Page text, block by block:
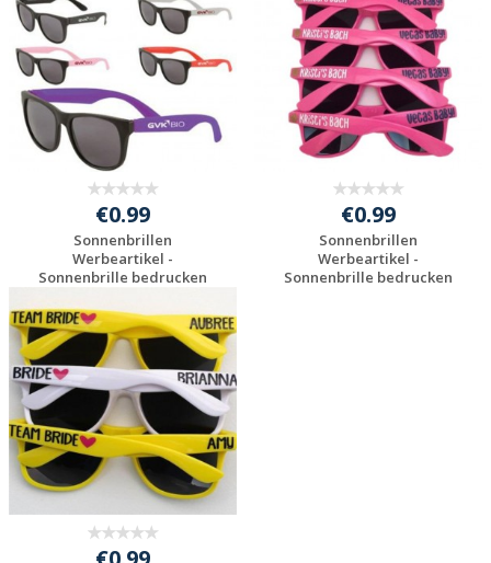
€0.99
Sonnenbrillen
Werbeartikel -
Sonnenbrille bedrucken
Individuelles
Angebot anfordern
€0.99
Sonnenbrillen
Werbeartikel -
Sonnenbrille bedrucken